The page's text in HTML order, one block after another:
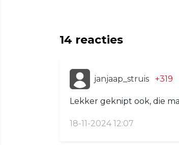
14 reacties
janjaap_struis +319
Lekker geknipt ook, die
18-11-2024 12:07